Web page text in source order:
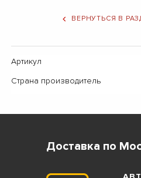
ВЕРНУТЬСЯ В
Артикул
Страна производитель
Доставка по